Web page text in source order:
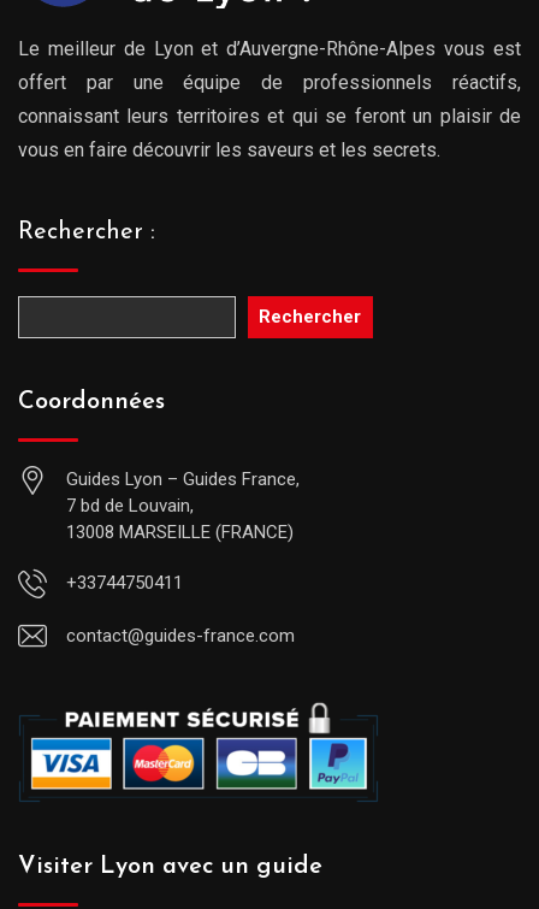
Le meilleur de Lyon et d’Auvergne-Rhône-Alpes vous est
offert par une équipe de professionnels réactifs,
connaissant leurs territoires et qui se feront un plaisir de
vous en faire découvrir les saveurs et les secrets.
Rechercher :
Rechercher
Coordonnées
Guides Lyon – Guides France,
7 bd de Louvain,
13008 MARSEILLE (FRANCE)
+33744750411
contact@guides-france.com
Visiter Lyon avec un guide